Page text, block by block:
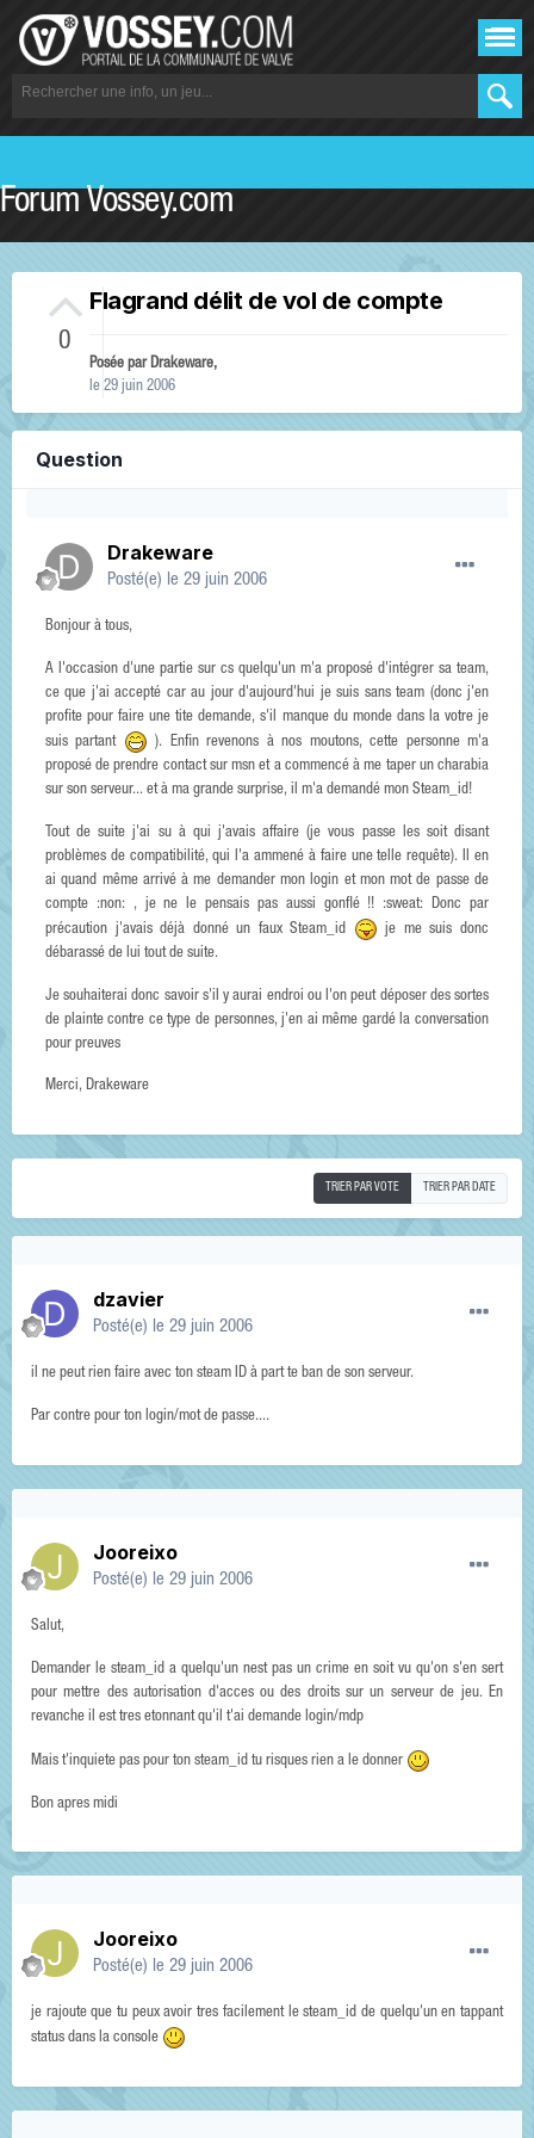
Forum Vossey.com
0
Flagrand délit de vol de compte
Posée parDrakeware,
le 29 juin 2006
Question
Drakeware
Posté(e) le 29 juin 2006
Bonjour à tous,
A l'occasion d'une partie sur cs quelqu'un m'a proposé d'intégrer sa team,
ce que j'ai accepté car au jour d'aujourd'hui je suis sans team (donc j'en
profite pour faire une tite demande, s'il manque du monde dans la votre je
suis partant
). Enfin revenons à nos moutons, cette personne m'a
proposé de prendre contact sur msn et a commencé à me taper un charabia
sur son serveur... et à ma grande surprise, il m'a demandé mon Steam_id!
Tout de suite j'ai su à qui j'avais affaire (je vous passe les soit disant
problèmes de compatibilité, qui l'a ammené à faire une telle requête). Il en
ai quand même arrivé à me demander mon login et mon mot de passe de
compte :non: , je ne le pensais pas aussi gonflé !! :sweat: Donc par
précaution j'avais déjà donné un faux Steam_id
je me suis donc
débarassé de lui tout de suite.
Je souhaiterai donc savoir s'il y aurai endroi ou l'on peut déposer des sortes
de plainte contre ce type de personnes, j'en ai même gardé la conversation
pour preuves
Merci, Drakeware
TRIER PAR VOTE TRIER PAR DATE
dzavier
Posté(e) le 29 juin 2006
il ne peut rien faire avec ton steam ID à part te ban de son serveur.
Par contre pour ton login/mot de passe....
Jooreixo
Posté(e) le 29 juin 2006
Salut,
Demander le steam_id a quelqu'un nest pas un crime en soit vu qu'on s'en sert
pour mettre des autorisation d'acces ou des droits sur un serveur de jeu. En
revanche il est tres etonnant qu'il t'ai demande login/mdp
Mais t'inquiete pas pour ton steam_id tu risques rien a le donner
Bon apres midi
Jooreixo
Posté(e) le 29 juin 2006
je rajoute que tu peux avoir tres facilement le steam_id de quelqu'un en tappant
status dans la console